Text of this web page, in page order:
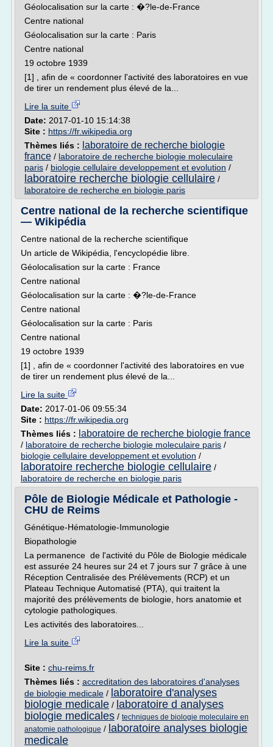
Géolocalisation sur la carte : �?le-de-France
Centre national
Géolocalisation sur la carte : Paris
Centre national
19 octobre 1939
[1] , afin de « coordonner l'activité des laboratoires en vue
de tirer un rendement plus élevé de la...
Lire la suite
Date: 2017-01-10 15:14:38
Site : https://fr.wikipedia.org
Thèmes liés : laboratoire de recherche biologie
france / laboratoire de recherche biologie moleculaire
paris / biologie cellulaire developpement et evolution /
laboratoire recherche biologie cellulaire /
laboratoire de recherche en biologie paris
Centre national de la recherche scientifique
— Wikipédia
Centre national de la recherche scientifique
Un article de Wikipédia, l'encyclopédie libre.
Géolocalisation sur la carte : France
Centre national
Géolocalisation sur la carte : �?le-de-France
Centre national
Géolocalisation sur la carte : Paris
Centre national
19 octobre 1939
[1] , afin de « coordonner l'activité des laboratoires en vue
de tirer un rendement plus élevé de la...
Lire la suite
Date: 2017-01-06 09:55:34
Site : https://fr.wikipedia.org
Thèmes liés : laboratoire de recherche biologie france
/ laboratoire de recherche biologie moleculaire paris /
biologie cellulaire developpement et evolution /
laboratoire recherche biologie cellulaire /
laboratoire de recherche en biologie paris
Pôle de Biologie Médicale et Pathologie -
CHU de Reims
Génétique-Hématologie-Immunologie
Biopathologie
La permanence de l'activité du Pôle de Biologie médicale
est assurée 24 heures sur 24 et 7 jours sur 7 grâce à une
Réception Centralisée des Prélèvements (RCP) et un
Plateau Technique Automatisé (PTA), qui traitent la
majorité des prélèvements de biologie, hors anatomie et
cytologie pathologiques.
Les activités des laboratoires...
Lire la suite
Site : chu-reims.fr
Thèmes liés : accreditation des laboratoires d'analyses
de biologie medicale / laboratoire d'analyses
biologie medicale / laboratoire d analyses
biologie medicales / techniques de biologie moleculaire en
anatomie pathologique / laboratoire analyses biologie
medicale